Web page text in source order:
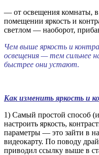
— от освещения комнаты,
помещении яркость и
светлом — наоборот,
Чем выше яркость и
освещения — тем сильнее
быстрее они устают.
Как изменить яркость и
1) Самый простой способ
настроить яркость,
параметры — это зайти в
видеокарту. По поводу
приводил ссылку выше в